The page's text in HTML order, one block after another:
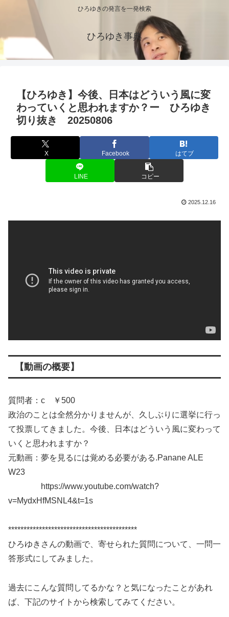
ひろゆきの発言を一発検索
ひろゆき事典
【ひろゆき】今後、日本はどういう風に変
わっていくと思われますか？ー ひろゆき
切り抜き 20250806
X Facebook はてブ
LINE コピー
2025.12.16
【動画の概要】
質問者：c ￥500
政治のことは全然分かりませんが、久しぶりに選挙に行っ
て投票してきました。今後、日本はどういう風に変わって
いくと思われますか？
元動画：夢を見るには覚める必要がある.Panane ALE
W23
https://www.youtube.com/watch?
v=MydxHfMSNL4&t=1s
******************************************
ひろゆきさんの動画で、寄せられた質問について、一問一
答形式にしてみました。
過去にこんな質問してるかな？と気になったことがあれ
ば、下記のサイトから検索してみてください。